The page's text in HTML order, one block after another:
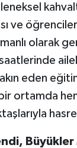
ve
olarak
saatlerinde
eden
ortamda
Büyükler